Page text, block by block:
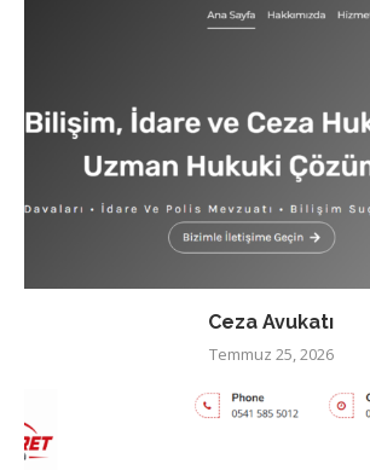
Ceza Avukatı
Temmuz 25, 2026